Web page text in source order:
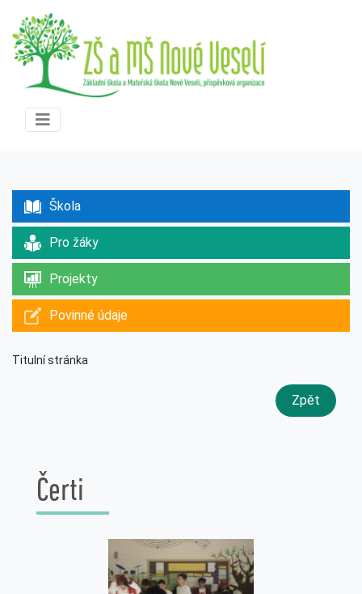
Škola
Pro žáky
Projekty
Povinné údaje
Titulní stránka
Čerti
Zpět